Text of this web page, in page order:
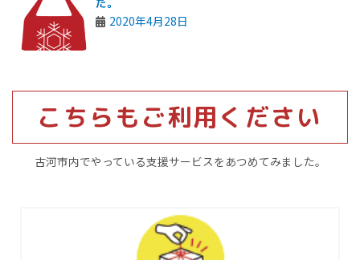
た。
2020年4月28日
こちらもご利用ください
古河市内でやっている支援サービスをあつめてみました。